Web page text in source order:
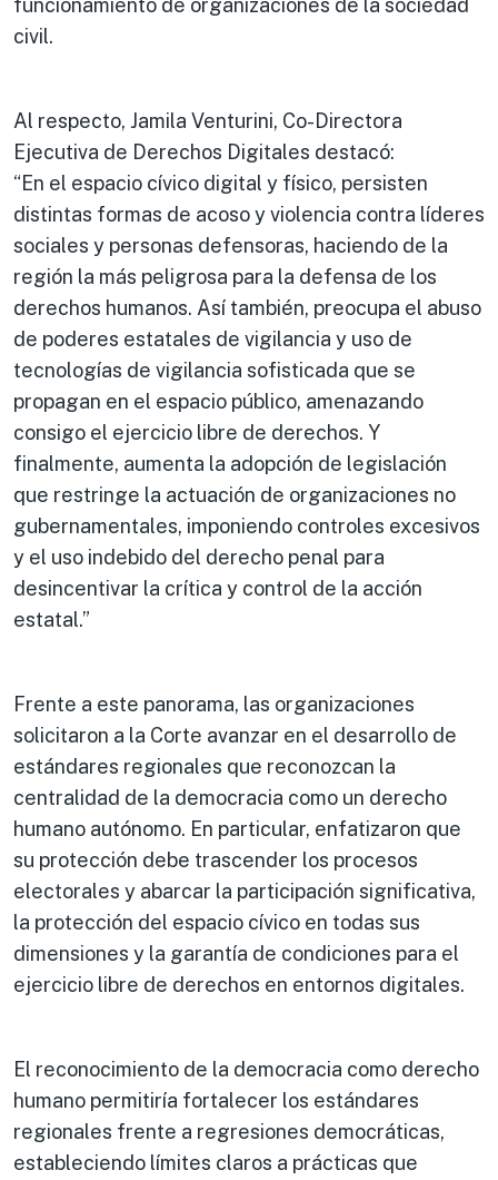
funcionamiento de organizaciones de la sociedad
civil.
Al respecto, Jamila Venturini, Co-Directora
Ejecutiva de Derechos Digitales destacó:
“En el espacio cívico digital y físico, persisten
distintas formas de acoso y violencia contra líderes
sociales y personas defensoras, haciendo de la
región la más peligrosa para la defensa de los
derechos humanos. Así también, preocupa el abuso
de poderes estatales de vigilancia y uso de
tecnologías de vigilancia sofisticada que se
propagan en el espacio público, amenazando
consigo el ejercicio libre de derechos. Y
finalmente, aumenta la adopción de legislación
que restringe la actuación de organizaciones no
gubernamentales, imponiendo controles excesivos
y el uso indebido del derecho penal para
desincentivar la crítica y control de la acción
estatal.”
Frente a este panorama, las organizaciones
solicitaron a la Corte avanzar en el desarrollo de
estándares regionales que reconozcan la
centralidad de la democracia como un derecho
humano autónomo. En particular, enfatizaron que
su protección debe trascender los procesos
electorales y abarcar la participación significativa,
la protección del espacio cívico en todas sus
dimensiones y la garantía de condiciones para el
ejercicio libre de derechos en entornos digitales.
El reconocimiento de la democracia como derecho
humano permitiría fortalecer los estándares
regionales frente a regresiones democráticas,
estableciendo límites claros a prácticas que